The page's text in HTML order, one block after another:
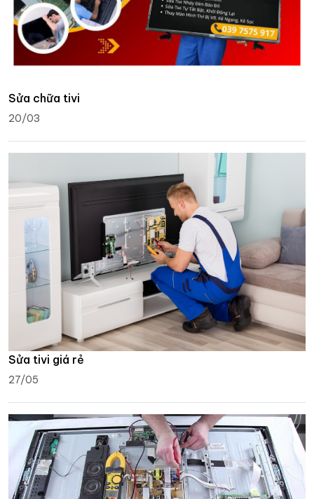
Sửa chữa tivi
20/03
Sửa tivi giá rẻ
27/05